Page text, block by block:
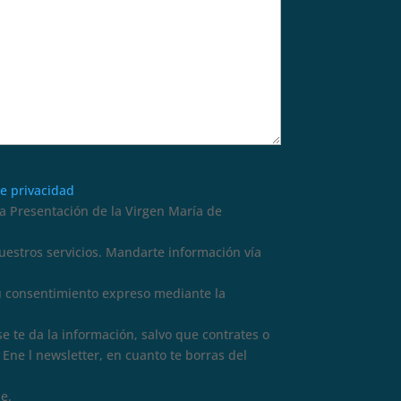
privacidad
Presentación de la Virgen María de
servicios. Mandarte información vía
expreso mediante la
te da la información, salvo que contrates o
l newsletter, en cuanto te borras del